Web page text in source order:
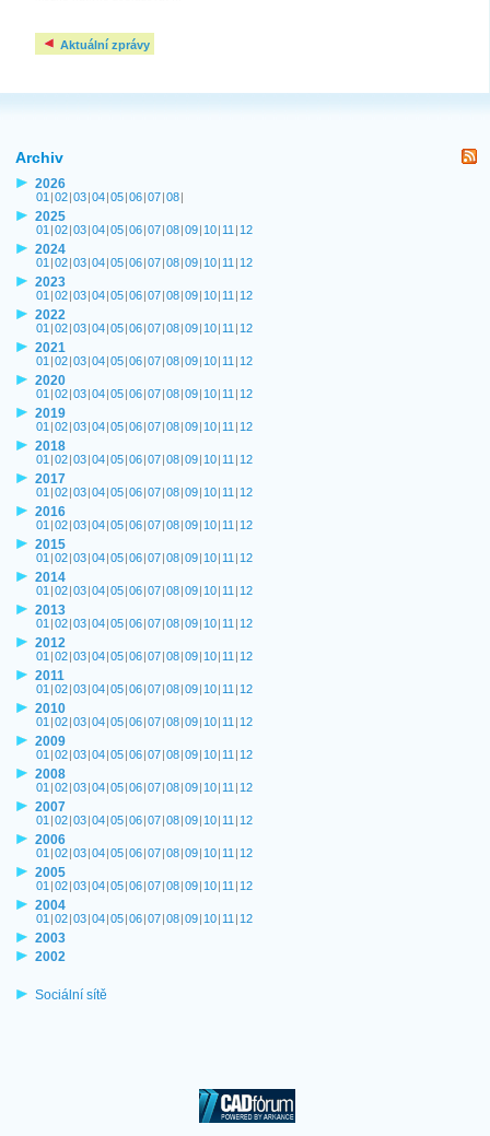
Aktuální zprávy
Archiv
2026
01 |02|03|04|05|06|07|08|
2025
01 |02|03|04|05|06|07|08|09| 10| 11 | 12
2024
01 |02|03|04|05|06|07|08|09| 10| 11 | 12
2023
01 |02|03|04|05|06|07|08|09| 10| 11 | 12
2022
01 |02|03|04|05|06|07|08|09| 10| 11 | 12
2021
01 |02|03|04|05|06|07|08|09| 10| 11 | 12
2020
01 |02|03|04|05|06|07|08|09| 10| 11 | 12
2019
01 |02|03|04|05|06|07|08|09| 10| 11 | 12
2018
01 |02|03|04|05|06|07|08|09| 10| 11 | 12
2017
01 |02|03|04|05|06|07|08|09| 10| 11 | 12
2016
01 |02|03|04|05|06|07|08|09| 10| 11 | 12
2015
01 |02|03|04|05|06|07|08|09| 10| 11 | 12
2014
01 |02|03|04|05|06|07|08|09| 10| 11 | 12
2013
01 |02|03|04|05|06|07|08|09| 10| 11 | 12
2012
01 |02|03|04|05|06|07|08|09| 10| 11 | 12
2011
01 |02|03|04|05|06|07|08|09| 10| 11 | 12
2010
01 |02|03|04|05|06|07|08|09| 10| 11 | 12
2009
01 |02|03|04|05|06|07|08|09| 10| 11 | 12
2008
01 |02|03|04|05|06|07|08|09| 10| 11 | 12
2007
01 |02|03|04|05|06|07|08|09| 10| 11 | 12
2006
01 |02|03|04|05|06|07|08|09| 10| 11 | 12
2005
01 |02|03|04|05|06|07|08|09| 10| 11 | 12
2004
01 |02|03|04|05|06|07|08|09| 10| 11 | 12
2003
2002
Sociální sítě